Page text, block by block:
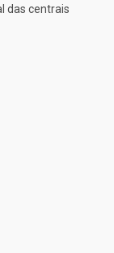
das centrais